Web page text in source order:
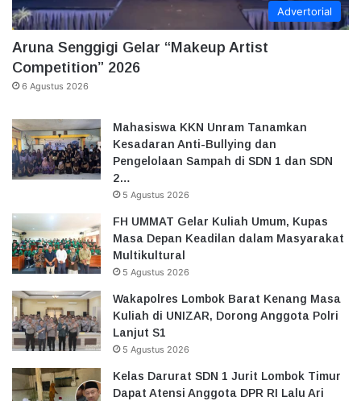
Advertorial
Aruna Senggigi Gelar “Makeup Artist
Competition” 2026
6 Agustus 2026
Mahasiswa KKN Unram Tanamkan
Kesadaran Anti-Bullying dan
Pengelolaan Sampah di SDN 1 dan SDN
2…
5 Agustus 2026
FH UMMAT Gelar Kuliah Umum, Kupas
Masa Depan Keadilan dalam Masyarakat
Multikultural
5 Agustus 2026
Wakapolres Lombok Barat Kenang Masa
Kuliah di UNIZAR, Dorong Anggota Polri
Lanjut S1
5 Agustus 2026
Kelas Darurat SDN 1 Jurit Lombok Timur
Dapat Atensi Anggota DPR RI Lalu Ari